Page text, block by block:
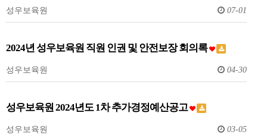
성우보육원 07-01
2024년 성우보육원 직원 인권 및 안전보장 회의록
성우보육원 04-30
성우보육원 2024년도 1차 추가경정예산공고
성우보육원 03-05